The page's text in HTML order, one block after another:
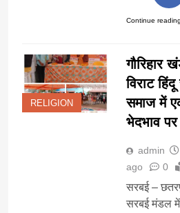
Continue reading
RELIGION
गौरिहार
विराट
समाज में
भेदभाव पर
admin
ago
0
सरबई –
सरबई मंडल